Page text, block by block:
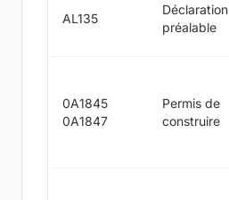
AL135
Déclaration
préalable
0A1845
0A1847
Permis de
construire